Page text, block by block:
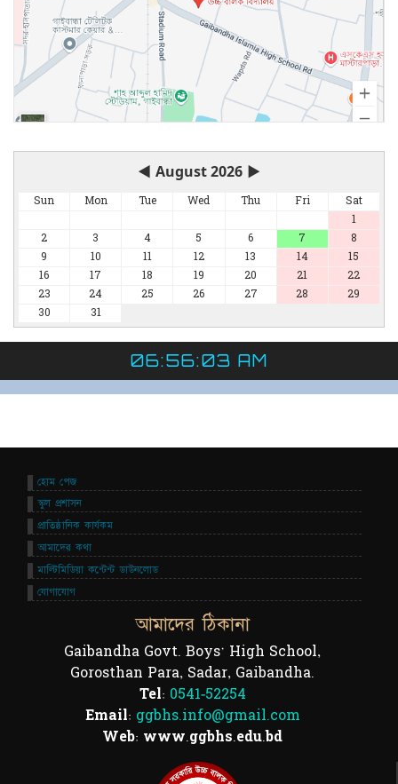
◀ August 2026 ▶
Sun Mon Tue Wed Thu Fri
Sat
1
2
3 4 5 6 7
8
9
10 11 12 13 14
15
16
17 18 19 20 21
22
23
24 25 26 27 28
29
30
31
06:56:03 AM
আমাদের ঠিকানা
Gaibandha Govt. Boys' High School,
Gorosthan Para, Sadar, Gaibandha.
Tel: 0541-52254
Email: ggbhs.info@gmail.com
Web: www.ggbhs.edu.bd
হোম পেজ
স্কুল প্রশাসন
প্রাতিষ্ঠানিক কার্যকম
আমাদের কথা
মাল্টিমিডিয়া কন্টেন্ট ডাউনলোড
যোগাযোগ